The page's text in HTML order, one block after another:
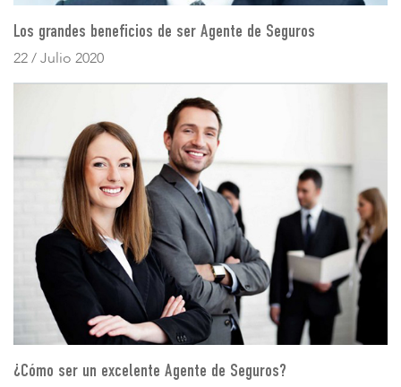
Los grandes beneficios de ser Agente de Seguros
22 / Julio 2020
¿Cómo ser un excelente Agente de Seguros?